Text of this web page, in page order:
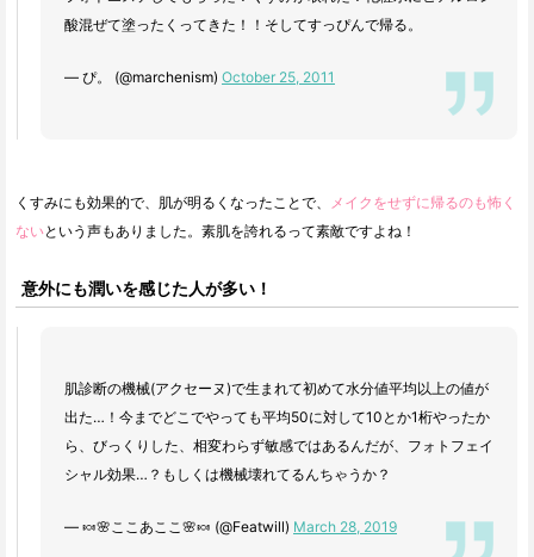
酸混ぜて塗ったくってきた！！そしてすっぴんで帰る。
— ぴ。 (@marchenism) October 25, 2011
くすみにも効果的で、肌が明るくなったことで、
メイクをせずに帰るのも怖く
ないという声もありました。素肌を誇れるって素敵ですよね！
意外にも潤いを感じた人が多い！
肌診断の機械(アクセーヌ)で生まれて初めて水分値平均以上の値が
出た…！今までどこでやっても平均50に対して10とか1桁やったか
ら、びっくりした、相変わらず敏感ではあるんだが、フォトフェイ
シャル効果…？もしくは機械壊れてるんちゃうか？
— 🍬🌸ここあここ🌸🍬 (@Featwill) March 28, 2019